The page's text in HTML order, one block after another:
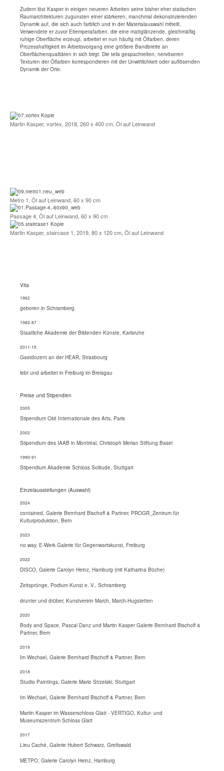
Zudem löst Kasper in einigen neueren Arbeiten seine bisher eher statischen
Raumarchitekturen zugunsten einer stärkeren, manchmal dekonstruierenden
Dynamik auf, die sich auch farblich und in der Materialauswahl mitteilt.
Verwendete er zuvor Eitemperafarben, die eine mattglänzende, gleichmäßig
ruhige Oberfläche erzeugt, arbeitet er nun häufig mit Ölfarben, deren
Prozesshaftigkeit im Arbeitsvorgang eine größere Bandbreite an
Oberflächenqualitäten in sich birgt. Die teils gespachtelten, nervöseren
Texturen der Ölfarben korrespondieren mit der Unwirtlichkeit oder auflösenden
Dynamik der Orte.
Martin Kasper, vortex, 2018, 260 x 400 cm, Öl auf Leinwand
Metro 1, Öl auf Leinwand, 60 x 90 cm
Passage 4, Öl auf Leinwand, 60 x 90 cm
Martin Kasper, staircase 1, 2019, 80 x 120 cm, Öl auf Leinwand
Vita
1962
geboren in Schramberg
1982-87
Staatliche Akademie der Bildenden Künste, Karlsruhe
2011-15
Gastdozent an der HEAR, Strasbourg
lebt und arbeitet in Freiburg im Breisgau
Preise und Stipendien
2005
Stipendium Cité Internationale des Arts, Paris
2002
Stipendium des IAAB in Montréal, Christoph Merian Stiftung Basel
1990-91
Stipendium Akademie Schloss Solitude, Stuttgart
Einzelausstellungen (Auswahl)
2024
contained, Galerie Bernhard Bischoff & Partner, PROGR_Zentrum für
Kulturproduktion, Bern
2023
no way, E-Werk Galerie für Gegenwartskunst, Freiburg
2022
DISCO, Galerie Carolyn Heinz, Hamburg (mit Katharina Büche)
Zeitsprünge, Podium Kunst e. V., Schramberg
drunter und drüber, Kunstverein March, March-Hugstetten
2020
Body and Space, Pascal Danz und Martin Kasper Galerie Bernhard Bischoff &
Partner, Bern
2019
Im Wechsel, Galerie Bernhard Bischoff & Partner, Bern
2018
Studio Paintings, Galerie Mario Strzelski, Stuttgart
Im Wechsel, Galerie Bernhard Bischoff & Partner, Bern
Martin Kasper im Wasserschloss Glatt - VERTIGO, Kultur- und
Museumszentrum Schloss Glatt
2017
Lieu Caché, Galerie Hubert Schwarz, Greifswald
METPO, Galerie Carolyn Heinz, Hamburg